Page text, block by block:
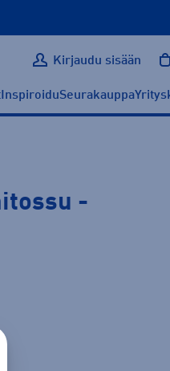
Kirjaudu sisään
InspiroiduSeurakauppa
-